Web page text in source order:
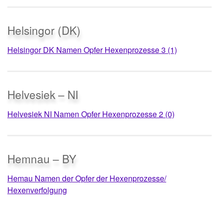
Helsingor (DK)
Helsingor DK Namen Opfer Hexenprozesse 3 (1)
Helvesiek – NI
Helvesiek NI Namen Opfer Hexenprozesse 2 (0)
Hemnau – BY
Hemau Namen der Opfer der Hexenprozesse/
Hexenverfolgung